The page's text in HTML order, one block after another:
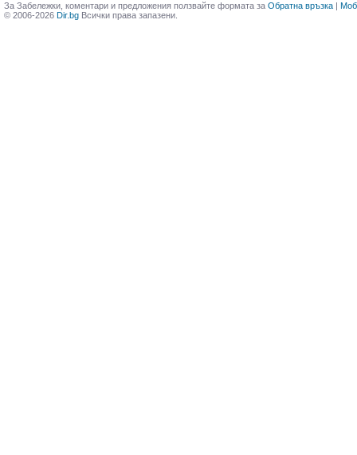
За Забележки, коментари и предложения ползвайте формата за Обратна връзка |
© 2006-2026 Dir.bg Всички права запазени.